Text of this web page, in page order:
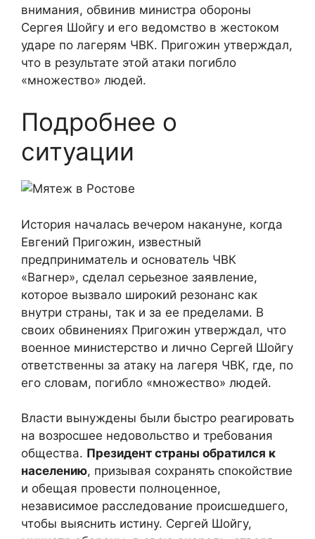
внимания, обвинив министра обороны
Сергея Шойгу и его ведомство в жестоком
ударе по лагерям ЧВК. Пригожин утверждал,
что в результате этой атаки погибло
«множество» людей.
Подробнее о
ситуации
История началась вечером накануне, когда
Евгений Пригожин, известный
предприниматель и основатель ЧВК
«Вагнер», сделал серьезное заявление,
которое вызвало широкий резонанс как
внутри страны, так и за ее пределами. В
своих обвинениях Пригожин утверждал, что
военное министерство и лично Сергей Шойгу
ответственны за атаку на лагеря ЧВК, где, по
его словам, погибло «множество» людей.
Власти вынуждены были быстро реагировать
на возросшее недовольство и требования
общества. Президент страны обратился к
населению, призывая сохранять спокойствие
и обещая провести полноценное,
независимое расследование происшедшего,
чтобы выяснить истину. Сергей Шойгу,